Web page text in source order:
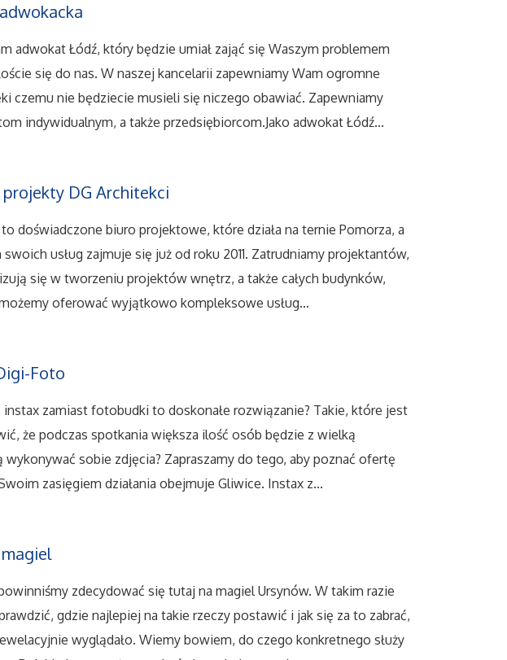
adwokat Łódź, który będzie umiał zająć się Waszym problemem
się do nas. W naszej kancelarii zapewniamy Wam ogromne
czemu nie będziecie musieli się niczego obawiać. Zapewniamy
indywidualnym, a także przedsiębiorcom.Jako adwokat Łódź...
DG Architekci
doświadczone biuro projektowe, które działa na ternie Pomorza, a
usług zajmuje się już od roku 2011. Zatrudniamy projektantów,
się w tworzeniu projektów wnętrz, a także całych budynków,
oferować wyjątkowo kompleksowe usług...
Foto
instax zamiast fotobudki to doskonałe rozwiązanie? Takie, które jest
że podczas spotkania większa ilość osób będzie z wielką
wykonywać sobie zdjęcia? Zapraszamy do tego, aby poznać ofertę
zasięgiem działania obejmuje Gliwice. Instax z...
zdecydować się tutaj na magiel Ursynów. W takim razie
gdzie najlepiej na takie rzeczy postawić i jak się za to zabrać,
wyglądało. Wiemy bowiem, do czego konkretnego służy